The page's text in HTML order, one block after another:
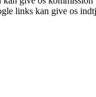
links kan give os